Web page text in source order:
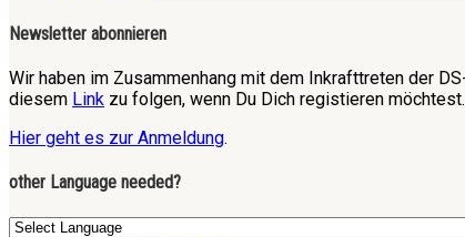
Newsletter abonnieren
Wir haben im Zusammenhang mit dem Inkrafttreten der
diesem Link zu folgen, wenn Du Dich registieren möchtest.
Hier geht es zur Anmeldung.
other Language needed?